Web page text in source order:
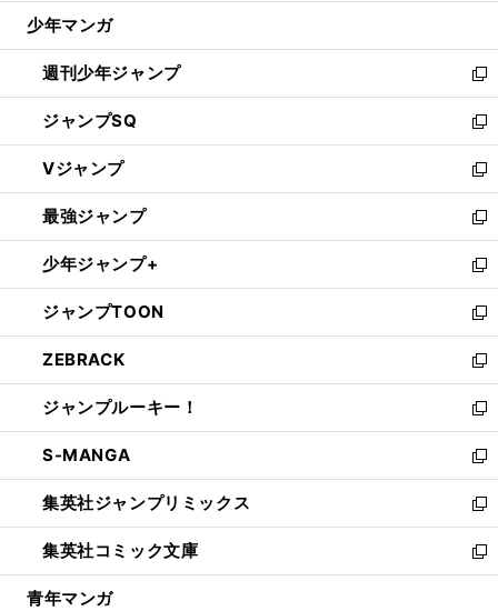
開
く
少年マンガ
週刊少年ジャンプ
新
し
い
ウ
ィ
ン
ド
ウ
で
開
く
ジャンプSQ
新
し
い
ウ
ィ
ン
ド
ウ
で
開
く
Vジャンプ
新
し
い
ウ
ィ
ン
ド
ウ
で
開
く
最強ジャンプ
新
し
い
ウ
ィ
ン
ド
ウ
で
開
く
少年ジャンプ+
新
し
い
ウ
ィ
ン
ド
ウ
で
開
く
ジャンプTOON
新
し
い
ウ
ィ
ン
ド
ウ
で
開
く
ZEBRACK
新
し
い
ウ
ィ
ン
ド
ウ
で
開
ジャンプルーキー！
新
し
い
ウ
ィ
ン
ド
ウ
S-MANGA
新
し
い
ウ
ィ
ン
集英社ジャンプリミックス
新
し
い
ウ
集英社コミック文庫
新
し
青年マンガ